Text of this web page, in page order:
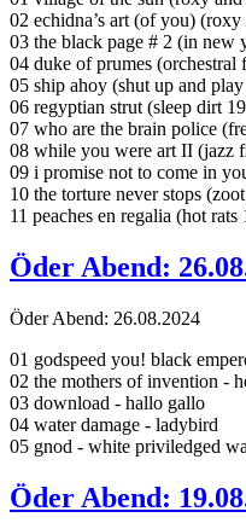
02 echidna’s art (of you)
03 the black page # 2 (in new
04 duke of prumes (orchestral
05 ship ahoy (shut up and
06 regyptian strut (sleep dirt
07 who are the brain police
08 while you were art II (jazz
09 i promise not to come in
10 the torture never stops
11 peaches en regalia (hot rats
Öder Abend:
Öder Abend: 26.08.2024
01 godspeed you! black
02 the mothers of invention -
03 download - hallo gallo
04 water damage - ladybird
05 gnod - white priviledged
Öder Abend: